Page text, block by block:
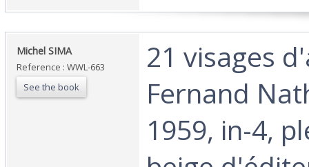
‎Michel SIMA‎
Reference : WWL-663
See the book
‎21 visages
Fernand
1959, in-4,